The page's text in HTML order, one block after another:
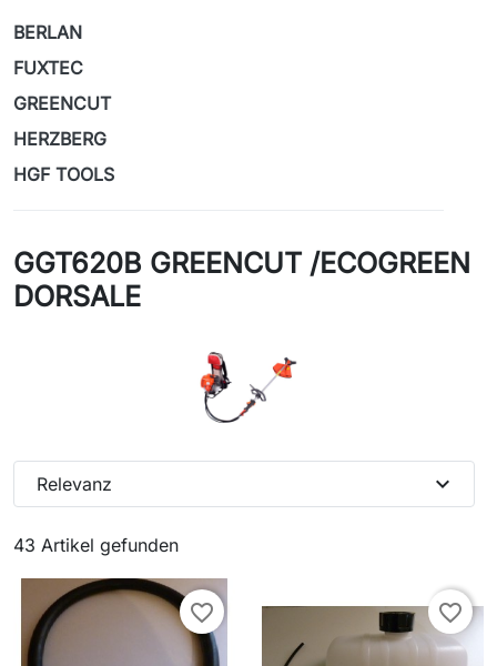
BERLAN
FUXTEC
GREENCUT
HERZBERG
HGF TOOLS
GGT620B GREENCUT /ECOGREEN
DORSALE
43 Artikel gefunden
Relevanz expand_more
favorite_border favorite_border